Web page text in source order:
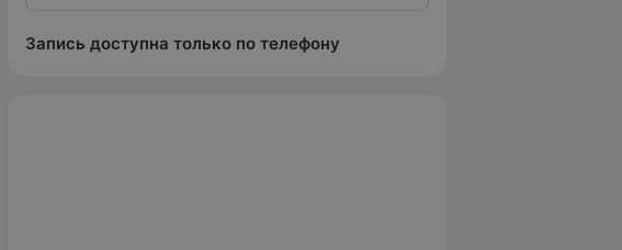
Запись доступна только по телефону